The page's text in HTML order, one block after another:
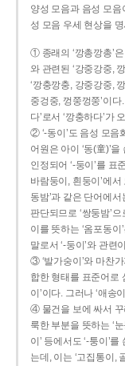
양성 모음과 음성 모
성 모음 우세 현상을
① 종래의 ‘깡총깡총’
와 관련된 ‘강중강중,
‘깡충깡충, 강중강중,
중겅중, 껑쭝껑쭝’이다
다’로서 ‘깡충하다’가
② ‘-동이’도 음성 모음
어원은 아이 ‘동(童)’
인정되어 ‘-둥이’를 표
바람둥이, 흰둥이’에서
동밤’과 같은 단어에
판단되므로 ‘쌍둥밤’
이를 뜻하는 ‘옴포동이
말로서 ‘-둥이’와 관련
③ ‘발가숭이’와 마찬
합한 형태를 표준어로
이’이다. 그러나 ‘애송
④ 물건을 보에 싸서 꾸
룩한 부분을 뜻하는 ‘
이’ 등에서도 ‘-퉁이’
는데, 이는 ‘고집통이,